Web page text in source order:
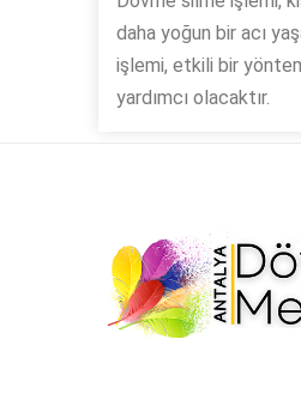
daha yoğun bir acı
işlemi, etkili bir
yardımcı olacaktır.